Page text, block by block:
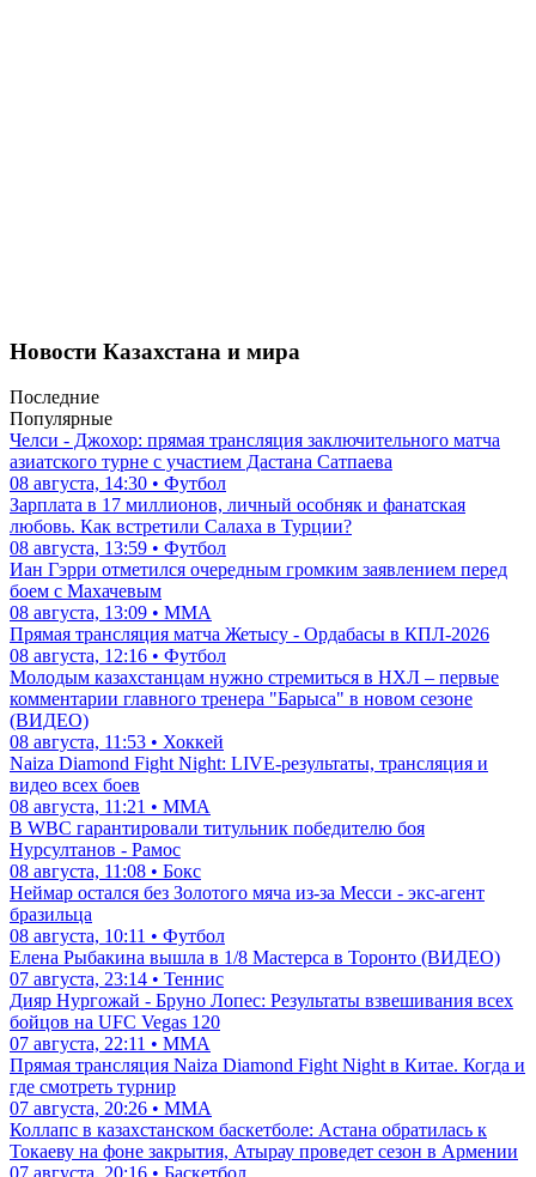
Новости Казахстана и мира
Последние
Популярные
Челси - Джохор: прямая трансляция заключительного матча
азиатского турне с участием Дастана Сатпаева
08 августа, 14:30 • Футбол
Зарплата в 17 миллионов, личный особняк и фанатская
любовь. Как встретили Салаха в Турции?
08 августа, 13:59 • Футбол
Иан Гэрри отметился очередным громким заявлением перед
боем с Махачевым
08 августа, 13:09 • ММА
Прямая трансляция матча Жетысу - Ордабасы в КПЛ-2026
08 августа, 12:16 • Футбол
Молодым казахстанцам нужно стремиться в НХЛ – первые
комментарии главного тренера "Барыса" в новом сезоне
(ВИДЕО)
08 августа, 11:53 • Хоккей
Naiza Diamond Fight Night: LIVE-результаты, трансляция и
видео всех боев
08 августа, 11:21 • ММА
В WBC гарантировали титульник победителю боя
Нурсултанов - Рамос
08 августа, 11:08 • Бокс
Неймар остался без Золотого мяча из-за Месси - экс-агент
бразильца
08 августа, 10:11 • Футбол
Елена Рыбакина вышла в 1/8 Мастерса в Торонто (ВИДЕО)
07 августа, 23:14 • Теннис
Дияр Нургожай - Бруно Лопес: Результаты взвешивания всех
бойцов на UFC Vegas 120
07 августа, 22:11 • ММА
Прямая трансляция Naiza Diamond Fight Night в Китае. Когда и
где смотреть турнир
07 августа, 20:26 • ММА
Коллапс в казахстанском баскетболе: Астана обратилась к
Токаеву на фоне закрытия, Атырау проведет сезон в Армении